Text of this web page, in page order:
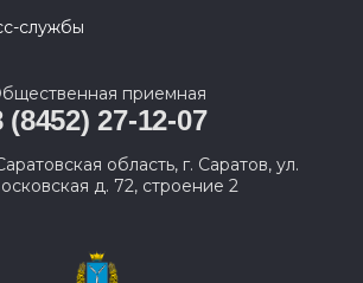
службы
приемная
(8452) 27-12-07
область, г. Саратов, ул.
д. 72, строение 2